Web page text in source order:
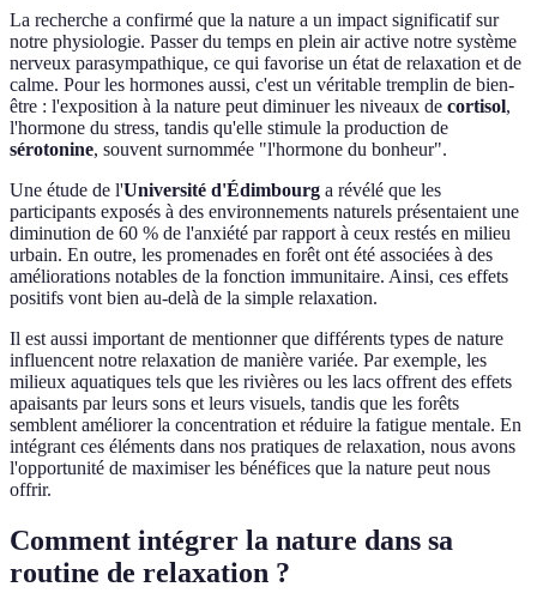
La recherche a confirmé que la nature a un impact significatif sur
notre physiologie. Passer du temps en plein air active notre système
nerveux parasympathique, ce qui favorise un état de relaxation et de
calme. Pour les hormones aussi, c'est un véritable tremplin de bien-
être : l'exposition à la nature peut diminuer les niveaux de cortisol,
l'hormone du stress, tandis qu'elle stimule la production de
sérotonine, souvent surnommée "l'hormone du bonheur".
Une étude de l'Université d'Édimbourg a révélé que les
participants exposés à des environnements naturels présentaient une
diminution de 60 % de l'anxiété par rapport à ceux restés en milieu
urbain. En outre, les promenades en forêt ont été associées à des
améliorations notables de la fonction immunitaire. Ainsi, ces effets
positifs vont bien au-delà de la simple relaxation.
Il est aussi important de mentionner que différents types de nature
influencent notre relaxation de manière variée. Par exemple, les
milieux aquatiques tels que les rivières ou les lacs offrent des effets
apaisants par leurs sons et leurs visuels, tandis que les forêts
semblent améliorer la concentration et réduire la fatigue mentale. En
intégrant ces éléments dans nos pratiques de relaxation, nous avons
l'opportunité de maximiser les bénéfices que la nature peut nous
offrir.
Comment intégrer la nature dans sa
routine de relaxation ?